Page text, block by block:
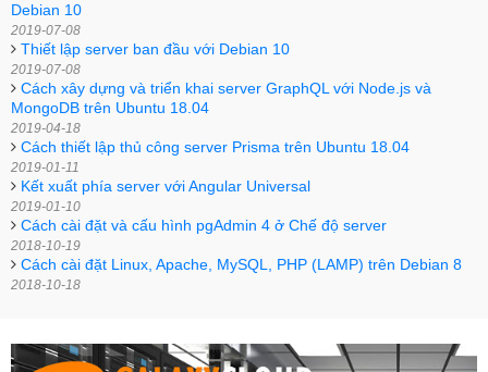
Debian 10
2019-07-08
Thiết lập server ban đầu với Debian 10
2019-07-08
Cách xây dựng và triển khai server GraphQL với Node.js và
MongoDB trên Ubuntu 18.04
2019-04-18
Cách thiết lập thủ công server Prisma trên Ubuntu 18.04
2019-01-11
Kết xuất phía server với Angular Universal
2019-01-10
Cách cài đặt và cấu hình pgAdmin 4 ở Chế độ server
2018-10-19
Cách cài đặt Linux, Apache, MySQL, PHP (LAMP) trên Debian 8
2018-10-18